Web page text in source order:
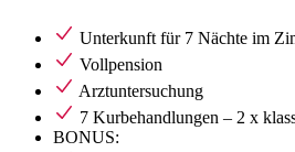
Unterkunft für 7 Nächte im
Vollpension
Arztuntersuchung
7 Kurbehandlungen – 2 x
BONUS: